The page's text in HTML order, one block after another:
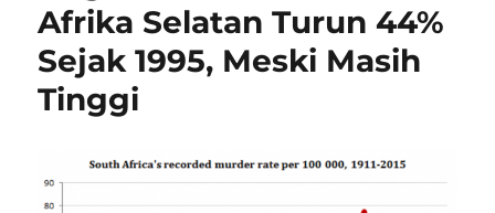
Afrika Selatan Turun 44%
Sejak 1995, Meski Masih
Tinggi